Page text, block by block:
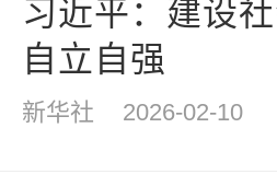
习近平：建设
自立自强
新华社 2026-02-10